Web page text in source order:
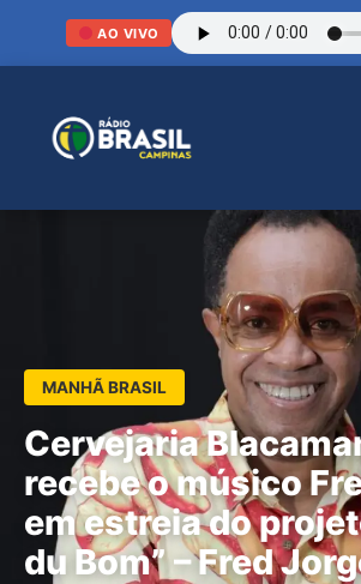
AO VIVO
MANHÃ BRASIL
Cervejaria
recebe o músico
em estreia do
du Bom” – Fred